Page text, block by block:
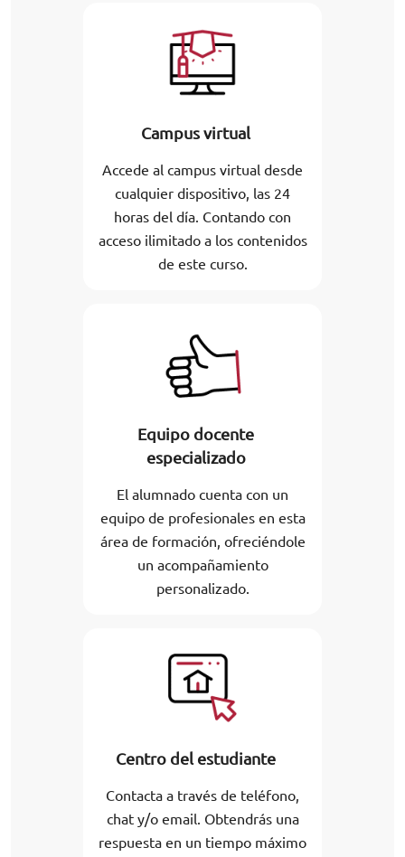
Campus virtual
Accede al campus virtual desde
cualquier dispositivo, las 24
horas del día. Contando con
acceso ilimitado a los contenidos
de este curso.
Equipo docente
especializado
El alumnado cuenta con un
equipo de profesionales en esta
área de formación, ofreciéndole
un acompañamiento
personalizado.
Centro del estudiante
Contacta a través de teléfono,
chat y/o email. Obtendrás una
respuesta en un tiempo máximo